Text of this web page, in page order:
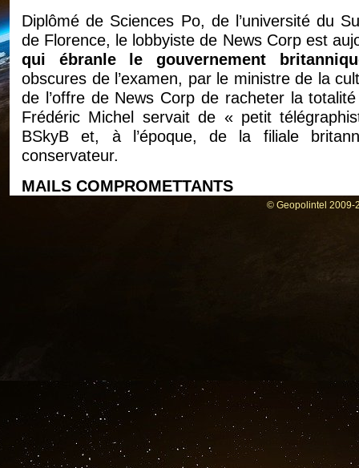
Diplômé de Sciences Po, de l’université du
de Florence, le lobbyiste de News Corp est
qui ébranle le gouvernement
obscures de l’examen, par le ministre de la
de l’offre de News Corp de racheter la
Frédéric Michel servait de « petit
BSkyB et, à l’époque, de la filiale
conservateur.
MAILS COMPROMETTANTS
La démission mercredi de l’un des
contacts avec l’état-major de Murdoch
controverse. « L’idée que j’aie pu
simplement risible », a déclaré, d’une voix
exigé sa démission.
© Geopolintel 2009-